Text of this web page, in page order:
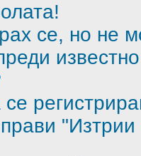
се, но не
"Изтрии